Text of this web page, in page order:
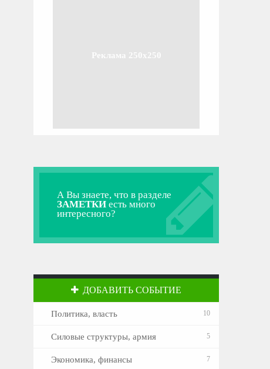
Реклама 250x250
А Вы знаете, что в разделе
ЗАМЕТКИ есть много
интересного?
ДОБАВИТЬ СОБЫТИЕ
Политика, власть 10
Силовые структуры, армия 5
Экономика, финансы 7